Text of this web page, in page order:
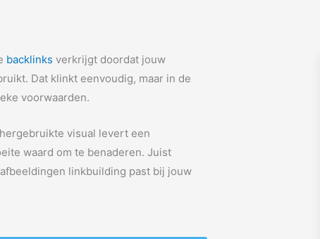
backlinks verkrijgt doordat jouw
Dat klinkt eenvoudig, maar in de
voorwaarden.
visual levert een
waard om te benaderen. Juist
linkbuilding past bij jouw